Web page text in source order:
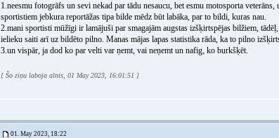
1.neesmu fotogrāfs un sevi nekad par tādu nesaucu, bet esmu motosporta
sportistiem jebkura reportāžas tipa bilde mēdz būt labāka, par to bildi, kuras nau.
2.mani sportisti mūžīgi ir lamājuši par smagajām augstas izšķirtspējas bilžiem,
ielieku saiti arī uz bildēto pilno. Manas mājas lapas statistika rāda, ka to pilno
3.un vispār, ja dod ko par velti var ņemt, vai neņemt un nafig, ko burkšķēt.
[ Šo ziņu laboja alnis, 01 May 2023, 16:01:51 ]
01. May 2023, 18:22